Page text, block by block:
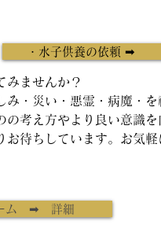
・水子供養の依頼 ➡
みませんか？
み・災い・悪霊・病魔・
の考え方やより良い意識
お待ちしています。お気
ーム ➡ 詳細